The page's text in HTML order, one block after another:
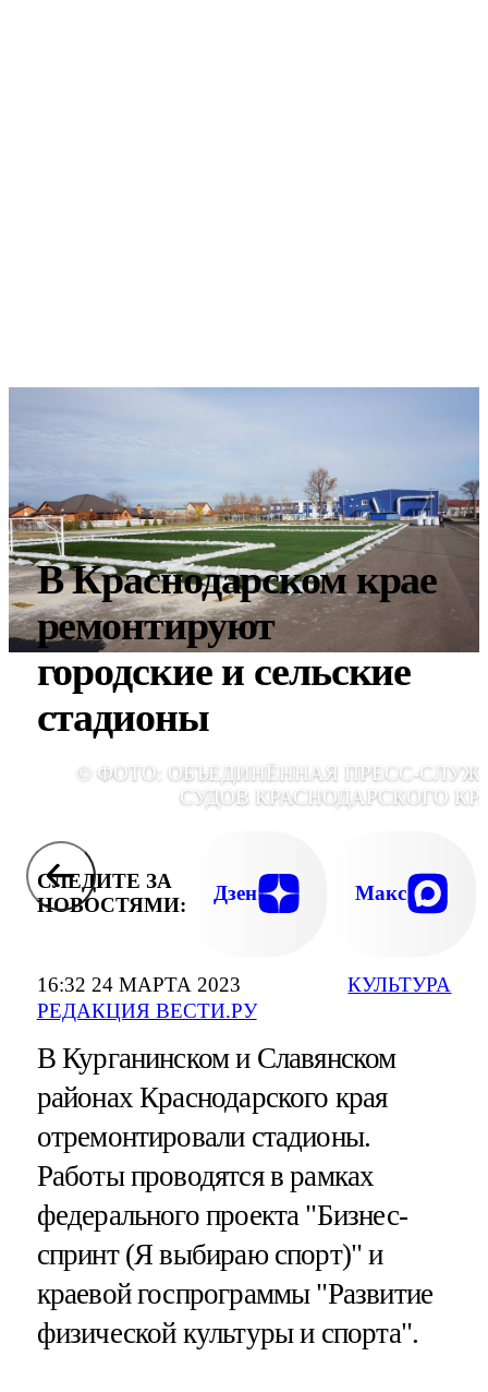
16:32 24 МАРТА 2023
РЕДАКЦИЯ ВЕСТИ.РУ
КУЛЬТУРА
В Краснодарском крае
ремонтируют
городские и сельские
стадионы
© ФОТО: ОБЪЕДИНЁННАЯ ПРЕСС-
СУДОВ КРАСНОДАРСКОГО
СЛЕДИТЕ ЗА
НОВОСТЯМИ:
Дзен Макс
В Курганинском и Славянском
районах Краснодарского края
отремонтировали стадионы.
Работы проводятся в рамках
федерального проекта "Бизнес-
спринт (Я выбираю спорт)" и
краевой госпрограммы "Развитие
физической культуры и спорта".